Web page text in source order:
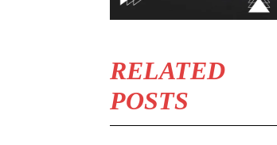
RELATED
POSTS